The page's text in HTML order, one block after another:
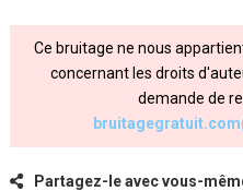
Ce bruitage ne nous
concernant les droits
demande de
Partagez-le avec vous-